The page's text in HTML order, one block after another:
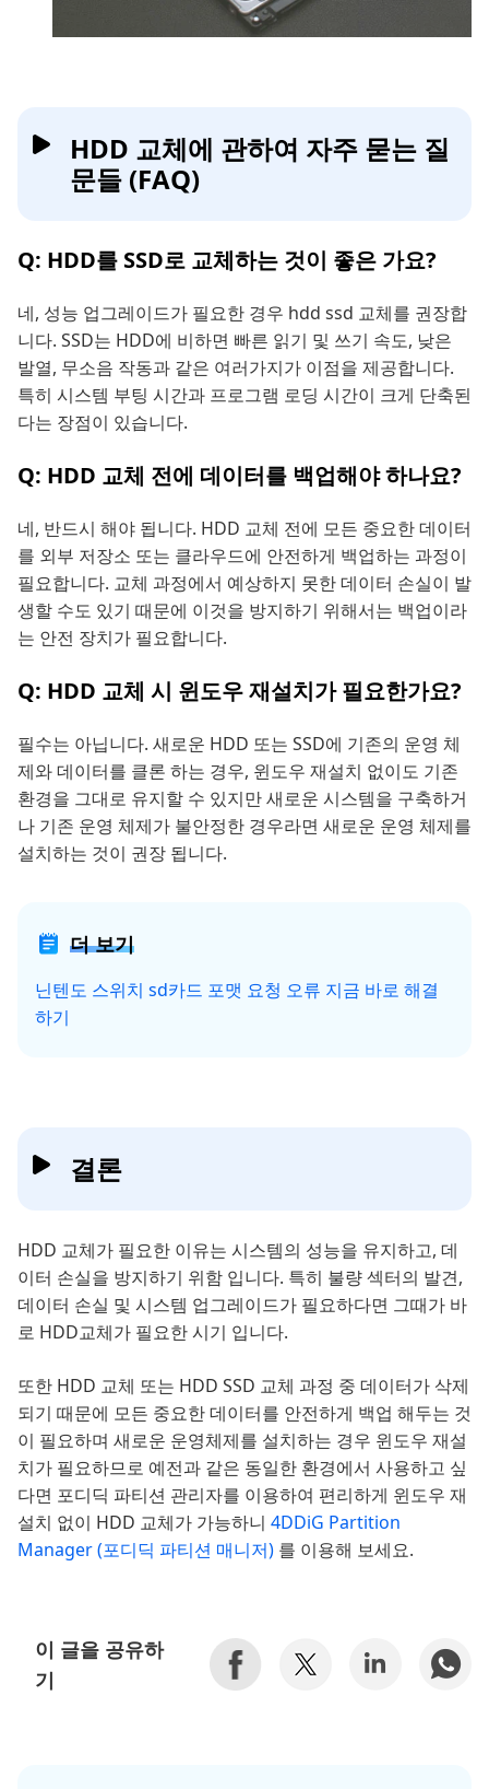
HDD 교체에 관하여 자주 묻는 질
문들 (FAQ)
Q: HDD를 SSD로 교체하는 것이 좋은 가요?
네, 성능 업그레이드가 필요한 경우 hdd ssd 교체를 권장합
니다. SSD는 HDD에 비하면 빠른 읽기 및 쓰기 속도, 낮은
발열, 무소음 작동과 같은 여러가지가 이점을 제공합니다.
특히 시스템 부팅 시간과 프로그램 로딩 시간이 크게 단축된
다는 장점이 있습니다.
Q: HDD 교체 전에 데이터를 백업해야 하나요?
네, 반드시 해야 됩니다. HDD 교체 전에 모든 중요한 데이터
를 외부 저장소 또는 클라우드에 안전하게 백업하는 과정이
필요합니다. 교체 과정에서 예상하지 못한 데이터 손실이 발
생할 수도 있기 때문에 이것을 방지하기 위해서는 백업이라
는 안전 장치가 필요합니다.
Q: HDD 교체 시 윈도우 재설치가 필요한가요?
필수는 아닙니다. 새로운 HDD 또는 SSD에 기존의 운영 체
제와 데이터를 클론 하는 경우, 윈도우 재설치 없이도 기존
환경을 그대로 유지할 수 있지만 새로운 시스템을 구축하거
나 기존 운영 체제가 불안정한 경우라면 새로운 운영 체제를
설치하는 것이 권장 됩니다.
더 보기
닌텐도 스위치 sd카드 포맷 요청 오류 지금 바로 해결
하기
결론
HDD 교체가 필요한 이유는 시스템의 성능을 유지하고, 데
이터 손실을 방지하기 위함 입니다. 특히 불량 섹터의 발견,
데이터 손실 및 시스템 업그레이드가 필요하다면 그때가 바
로 HDD교체가 필요한 시기 입니다.
또한 HDD 교체 또는 HDD SSD 교체 과정 중 데이터가 삭제
되기 때문에 모든 중요한 데이터를 안전하게 백업 해두는 것
이 필요하며 새로운 운영체제를 설치하는 경우 윈도우 재설
치가 필요하므로 예전과 같은 동일한 환경에서 사용하고 싶
다면 포디딕 파티션 관리자를 이용하여 편리하게 윈도우 재
설치 없이 HDD 교체가 가능하니 4DDiG Partition
Manager (포디딕 파티션 매니저) 를 이용해 보세요.
이 글을 공유하
기